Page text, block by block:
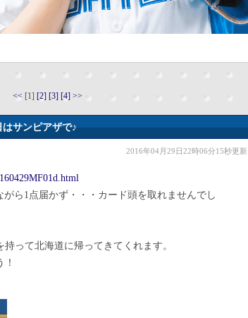
<< [1] [2] [3] [4] >>
はサンピアザで♪
2016年04月29日22時06分15秒更新
ら1点届かず・・・カード頭を取れませんでし
って北海道に帰ってきてくれます。